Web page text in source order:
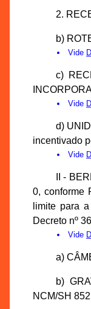
2.
b)
Vide
c)
Vide
d)
incentivado
Vide
II -
0, conforme
limite para
Decreto nº
Vide
a)
b)
NCM/SH